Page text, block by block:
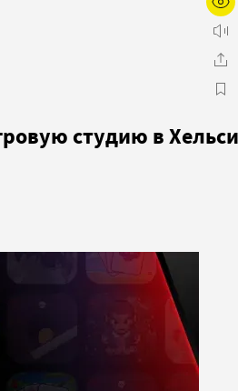
студию в